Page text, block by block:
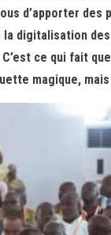
d’apporter
la digitalisation
ce qui fait
magique,